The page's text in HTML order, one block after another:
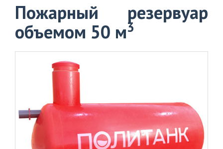
Очистка
навозных
стоков
info@polytank.ru
Пожарный резервуар
объемом 50 м3